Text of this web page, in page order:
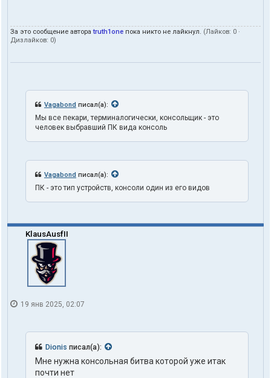
п
ь
в
е
л
я
r
t
h
e
За это сообщение автораtruth1one пока никто не лайкнул. (Лайков: 0 ·
Дизлайков: 0)
Vagabond писал(а):
Мы все пекари, терминалогически, консольщик - это
человек выбравший ПК вида консоль
Vagabond писал(а):
ПК - это тип устройств, консоли один из его видов
KlausAusfII
19 янв 2025, 02:07
Dionis писал(а):
Мне нужна консольная битва которой уже итак
почти нет